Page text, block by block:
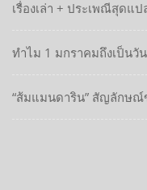
เรื่องเล่า + ประเพณีสุดแ
ทำไม 1 มกราคมถึงเป็นวั
“ส้มแมนดาริน” สัญลักษณ์